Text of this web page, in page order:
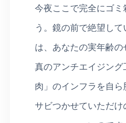
今夜ここで完全にゴミ
う。鏡の前で絶望し
は、あなたの実年齢の
真のアンチエイジン
肉」のインフラを自ら
サビつかせていただ